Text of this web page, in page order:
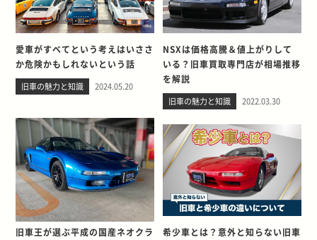
愛車がすべてという考えはいささ
か危険かもしれないという話
旧車の魅力と知識 2024.05.20
NSXは価格高騰＆値上がりして
いる？旧車買取専門店が相場推移
を解説
旧車の魅力と知識 2022.03.30
旧車王が選ぶ平成の国産ネオクラ
希少車とは？意外と知らない旧車